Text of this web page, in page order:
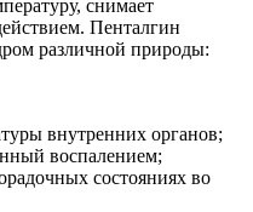
снимает
Пенталгин
различной природы:
внутренних органов;
воспалением;
состояниях во